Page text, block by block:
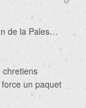
de la Pales…
un paquet